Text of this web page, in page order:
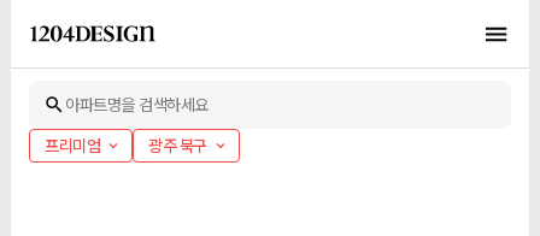
아파트명을 검색하세요
프리미엄 광주 북구